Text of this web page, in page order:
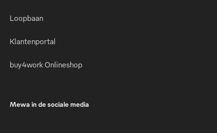
Loopbaan
Klantenportal
buy4work Onlineshop
Mewa in de sociale media